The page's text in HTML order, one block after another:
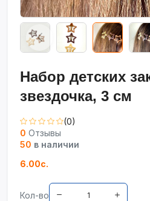
Набор детских
звездочка, 3 см
(0)
0 Отзывы
50 в наличии
6.00с.
Кол-во